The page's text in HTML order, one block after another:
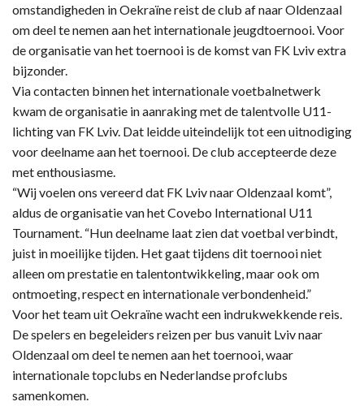
omstandigheden in Oekraïne reist de club af naar Oldenzaal
om deel te nemen aan het internationale jeugdtoernooi. Voor
de organisatie van het toernooi is de komst van FK Lviv extra
bijzonder.
Via contacten binnen het internationale voetbalnetwerk
kwam de organisatie in aanraking met de talentvolle U11-
lichting van FK Lviv. Dat leidde uiteindelijk tot een uitnodiging
voor deelname aan het toernooi. De club accepteerde deze
met enthousiasme.
“Wij voelen ons vereerd dat FK Lviv naar Oldenzaal komt”,
aldus de organisatie van het Covebo International U11
Tournament. “Hun deelname laat zien dat voetbal verbindt,
juist in moeilijke tijden. Het gaat tijdens dit toernooi niet
alleen om prestatie en talentontwikkeling, maar ook om
ontmoeting, respect en internationale verbondenheid.”
Voor het team uit Oekraïne wacht een indrukwekkende reis.
De spelers en begeleiders reizen per bus vanuit Lviv naar
Oldenzaal om deel te nemen aan het toernooi, waar
internationale topclubs en Nederlandse profclubs
samenkomen.